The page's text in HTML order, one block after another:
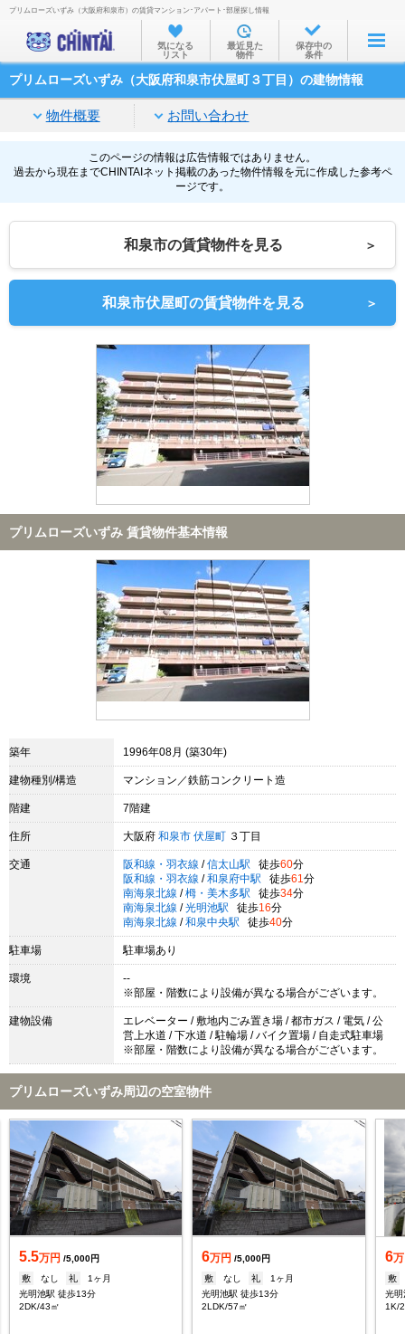
お部屋を探す
沿線・駅から
家賃相場から
通勤通学時間から
物件特集から
不動産会社から
TOP
プリムローズいずみ（大阪府和泉市）の賃貸マンション･アパート･部屋探し情報
気になる
リスト
最近見た
物件
保存中の
条件
プリムローズいずみ（大阪府和泉市伏屋町３丁目）の建物情報
物件概要 お問い合わせ
このページの情報は広告情報ではありません。
過去から現在までCHINTAIネット掲載のあった物件情報を元に作成した参考ペ
ージです。
和泉市の賃貸物件を見る ＞
和泉市伏屋町の賃貸物件を見る ＞
プリムローズいずみ 賃貸物件基本情報
築年 1996年08月 (築30年)
建物種別/構造 マンション／鉄筋コンクリート造
階建 7階建
住所 大阪府 和泉市 伏屋町 ３丁目
交通 阪和線・羽衣線 / 信太山駅 徒歩60分
阪和線・羽衣線 / 和泉府中駅 徒歩61 分
南海泉北線 / 栂・美木多駅 徒歩34分
南海泉北線 / 光明池駅 徒歩16分
南海泉北線 / 和泉中央駅 徒歩40分
駐車場 駐車場あり
環境
--
※部屋・階数により設備が異なる場合がございます。
建物設備
エレベーター / 敷地内ごみ置き場 / 都市ガス / 電気 / 公
営上水道 / 下水道 / 駐輪場 / バイク置場 / 自走式駐車場
※部屋・階数により設備が異なる場合がございます。
プリムローズいずみ周辺の空室物件
5.5万円 /5,000円
敷
なし 礼
1ヶ月
光明池駅 徒歩13分
2DK/43㎡
6万円 /5,000円
敷
なし 礼
1ヶ月
光明池駅 徒歩13分
2LDK/57㎡
6
敷
光
1K/